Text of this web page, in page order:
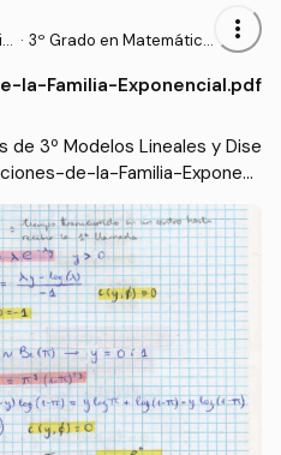
· 3º Grado en Matemática
more_vert
la-Familia-Exponencial.pdf
de 3º Modelos Lineales y Dise
de-la-Familia-Exponen